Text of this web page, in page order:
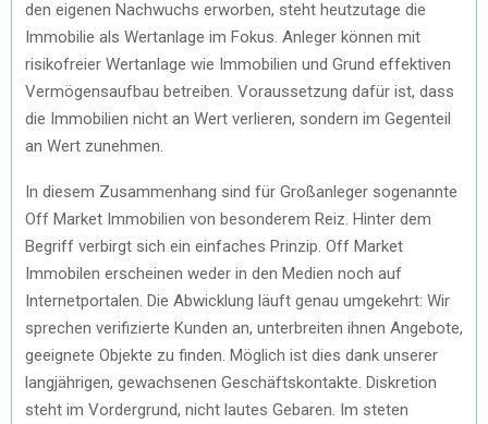
den eigenen Nachwuchs erworben, steht heutzutage die
Immobilie als Wertanlage im Fokus. Anleger können mit
risikofreier Wertanlage wie Immobilien und Grund effektiven
Vermögensaufbau betreiben. Voraussetzung dafür ist, dass
die Immobilien nicht an Wert verlieren, sondern im Gegenteil
an Wert zunehmen.
In diesem Zusammenhang sind für Großanleger sogenannte
Off Market Immobilien von besonderem Reiz. Hinter dem
Begriff verbirgt sich ein einfaches Prinzip. Off Market
Immobilen erscheinen weder in den Medien noch auf
Internetportalen. Die Abwicklung läuft genau umgekehrt: Wir
sprechen verifizierte Kunden an, unterbreiten ihnen Angebote,
geeignete Objekte zu finden. Möglich ist dies dank unserer
langjährigen, gewachsenen Geschäftskontakte. Diskretion
steht im Vordergrund, nicht lautes Gebaren. Im steten